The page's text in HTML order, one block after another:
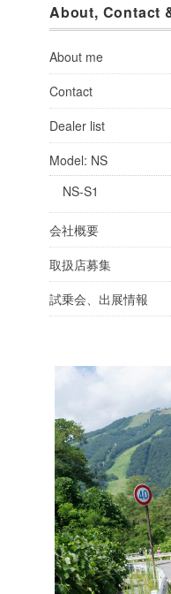
About, Contact
About me
Contact
Dealer list
Model: NS
NS-S1
会社概要
取扱店募集
試乗会、出展情報